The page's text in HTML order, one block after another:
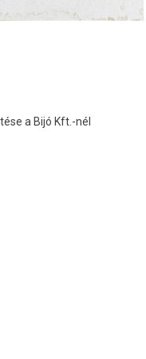
a Bijó Kft.-nél